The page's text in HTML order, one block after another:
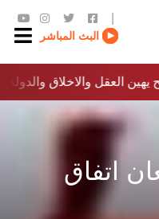
البث المباشر
اتفاق